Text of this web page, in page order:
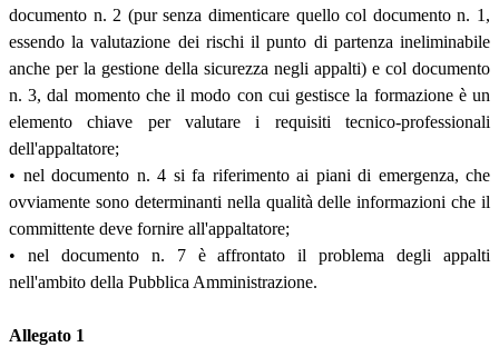
documento n. 2 (pur senza dimenticare quello col documento n. 1,
essendo la valutazione dei rischi il punto di partenza ineliminabile
anche per la gestione della sicurezza negli appalti) e col documento
n. 3, dal momento che il modo con cui gestisce la formazione è un
elemento chiave per valutare i requisiti tecnico-professionali
dell'appaltatore;
• nel documento n. 4 si fa riferimento ai piani di emergenza, che
ovviamente sono determinanti nella qualità delle informazioni che il
committente deve fornire all'appaltatore;
• nel documento n. 7 è affrontato il problema degli appalti
nell'ambito della Pubblica Amministrazione.
Allegato 1